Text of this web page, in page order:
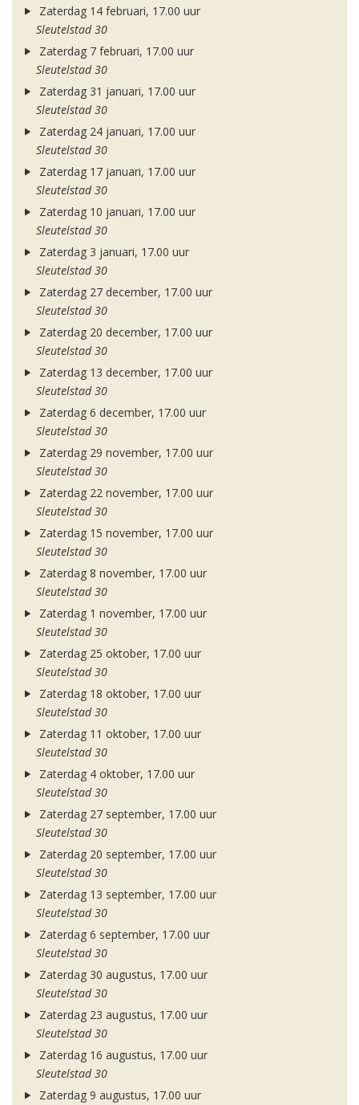
Zaterdag 14 februari, 17.00 uur
Sleutelstad 30
Zaterdag 7 februari, 17.00 uur
Sleutelstad 30
Zaterdag 31 januari, 17.00 uur
Sleutelstad 30
Zaterdag 24 januari, 17.00 uur
Sleutelstad 30
Zaterdag 17 januari, 17.00 uur
Sleutelstad 30
Zaterdag 10 januari, 17.00 uur
Sleutelstad 30
Zaterdag 3 januari, 17.00 uur
Sleutelstad 30
Zaterdag 27 december, 17.00 uur
Sleutelstad 30
Zaterdag 20 december, 17.00 uur
Sleutelstad 30
Zaterdag 13 december, 17.00 uur
Sleutelstad 30
Zaterdag 6 december, 17.00 uur
Sleutelstad 30
Zaterdag 29 november, 17.00 uur
Sleutelstad 30
Zaterdag 22 november, 17.00 uur
Sleutelstad 30
Zaterdag 15 november, 17.00 uur
Sleutelstad 30
Zaterdag 8 november, 17.00 uur
Sleutelstad 30
Zaterdag 1 november, 17.00 uur
Sleutelstad 30
Zaterdag 25 oktober, 17.00 uur
Sleutelstad 30
Zaterdag 18 oktober, 17.00 uur
Sleutelstad 30
Zaterdag 11 oktober, 17.00 uur
Sleutelstad 30
Zaterdag 4 oktober, 17.00 uur
Sleutelstad 30
Zaterdag 27 september, 17.00 uur
Sleutelstad 30
Zaterdag 20 september, 17.00 uur
Sleutelstad 30
Zaterdag 13 september, 17.00 uur
Sleutelstad 30
Zaterdag 6 september, 17.00 uur
Sleutelstad 30
Zaterdag 30 augustus, 17.00 uur
Sleutelstad 30
Zaterdag 23 augustus, 17.00 uur
Sleutelstad 30
Zaterdag 16 augustus, 17.00 uur
Sleutelstad 30
Zaterdag 9 augustus, 17.00 uur